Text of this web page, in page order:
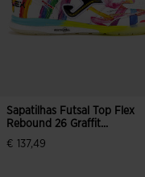
Sapatilhas Futsal Top Flex
Rebound 26 Graffit...
€ 137,49